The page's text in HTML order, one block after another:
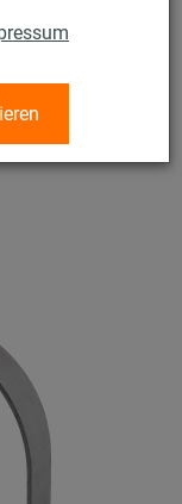
2,5 mm, Lochung